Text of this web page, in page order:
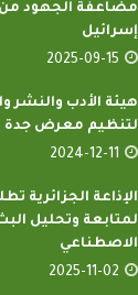
مضاعفة الجهود
إسرائيل
2025-09-15
هيئة الأدب والنشر
لتنظيم معرض جدة
2024-12-11
الإذاعة الجزائرية
لمتابعة وتحليل
الاصطناعي
2025-11-02